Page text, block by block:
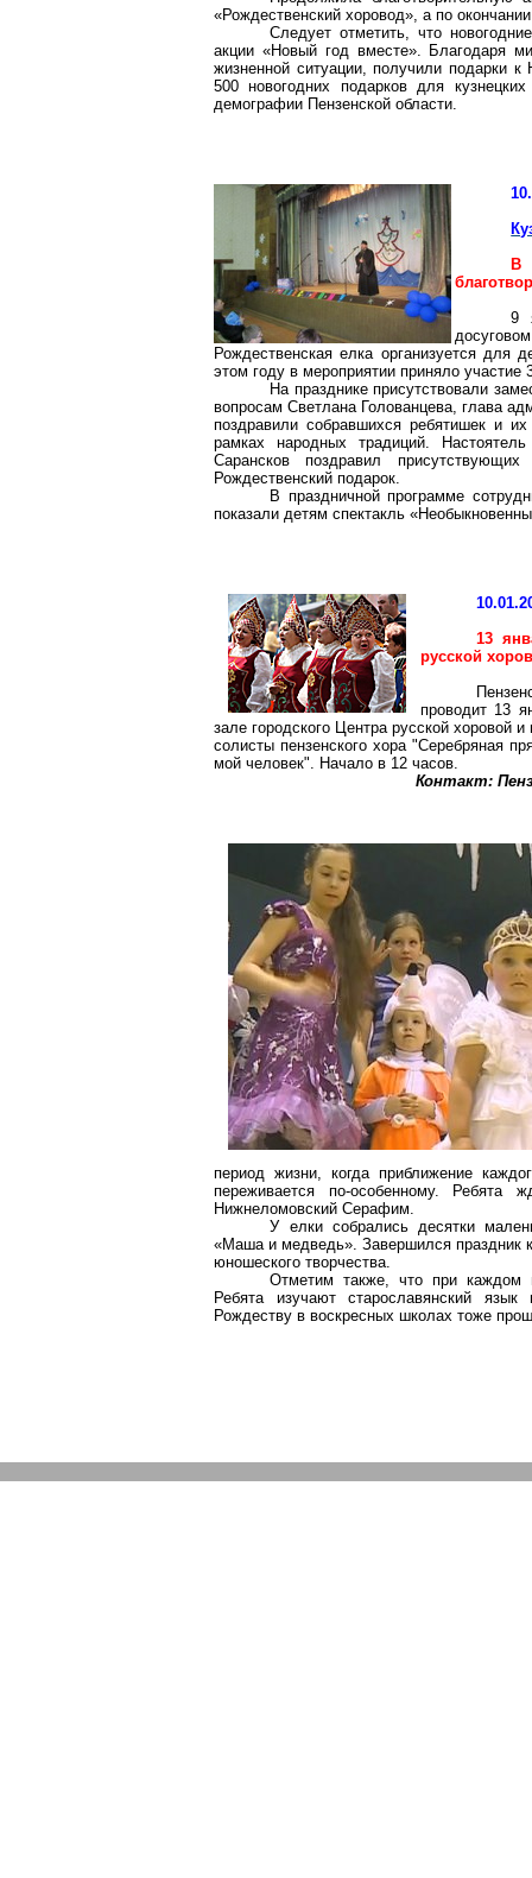
«Рождественский хоровод», а по
Следует отметить, что
акции «Новый год вместе». Благодаря
жизненной ситуации, получили подарки
500 новогодних подарков для
демографии Пензенской области.
В
9
Рождественская елка организуется для
этом году в мероприятии приняло участие
На празднике присутствовали
вопросам Светлана Голованцева, глава
поздравили собравшихся ребятишек и
рамках народных традиций.
Сарансков поздравил
Рождественский подарок.
В праздничной программе
показали детям спектакль
13
русской
проводит 13
зале городского Центра русской хоровой
солисты пензенского хора "Серебряная
мой человек". Начало в 12 часов.
Контакт:
период жизни, когда приближение
переживается по-особенному.
Нижнеломовский Серафим.
У елки собрались десятки
«Маша и медведь». Завершился праздник
юношеского творчества.
Отметим также, что при каждом
Ребята изучают старославянский
Рождеству в воскресных школах тоже